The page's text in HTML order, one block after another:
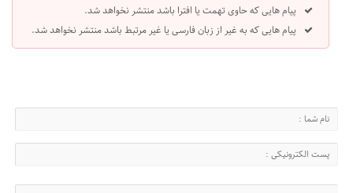
پیام هایی که حاوی تهمت یا افترا باشد منتشر نخواهد شد.
پیام هایی که به غیر از زبان فارسی یا غیر مرتبط باشد منتشر نخواهد شد.